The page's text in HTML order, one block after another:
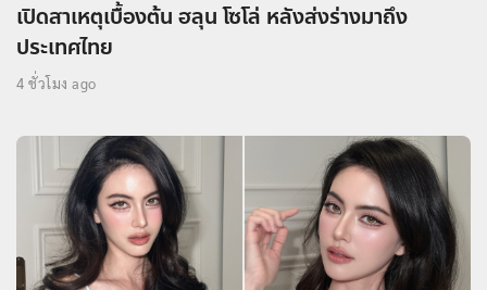
เปิดสาเหตุเบื้องต้น ฮลุน โซโล่ หลังส่งร่างมาถึง
ประเทศไทย
4 ชั่วโมง ago